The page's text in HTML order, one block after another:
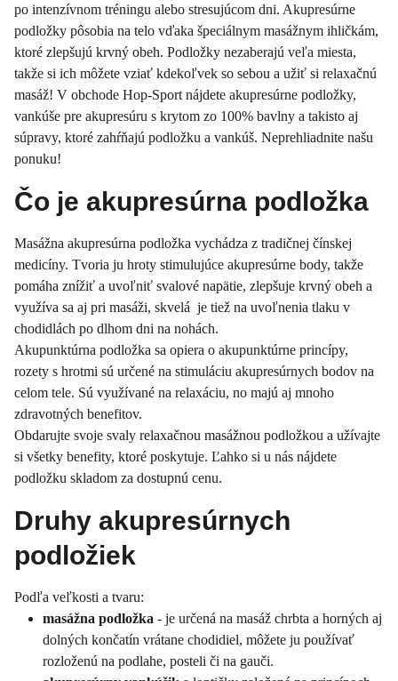
po intenzívnom tréningu alebo stresujúcom dni. Akupresúrne
podložky pôsobia na telo vďaka špeciálnym masážnym ihličkám,
ktoré zlepšujú krvný obeh. Podložky nezaberajú veľa miesta,
takže si ich môžete vziať kdekoľvek so sebou a užiť si relaxačnú
masáž! V obchode Hop-Sport nájdete akupresúrne podložky,
vankúše pre akupresúru s krytom zo 100% bavlny a takisto aj
súpravy, ktoré zahŕňajú podložku a vankúš. Neprehliadnite našu
ponuku!
Čo je akupresúrna podložka
Masážna akupresúrna podložka vychádza z tradičnej čínskej
medicíny. Tvoria ju hroty stimulujúce akupresúrne body, takže
pomáha znížiť a uvoľniť svalové napätie, zlepšuje krvný obeh a
využíva sa aj pri masáži, skvelá je tiež na uvoľnenia tlaku v
chodidlách po dlhom dni na nohách.
Akupunktúrna podložka sa opiera o akupunktúrne princípy,
rozety s hrotmi sú určené na stimuláciu akupresúrnych bodov na
celom tele. Sú využívané na relaxáciu, no majú aj mnoho
zdravotných benefitov.
Obdarujte svoje svaly relaxačnou masážnou podložkou a užívajte
si všetky benefity, ktoré poskytuje. Ľahko si u nás nájdete
podložku skladom za dostupnú cenu.
Druhy akupresúrnych
podložiek
Podľa veľkosti a tvaru:
masážna podložka - je určená na masáž chrbta a horných aj
dolných končatín vrátane chodidiel, môžete ju používať
rozloženú na podlahe, posteli či na gauči.